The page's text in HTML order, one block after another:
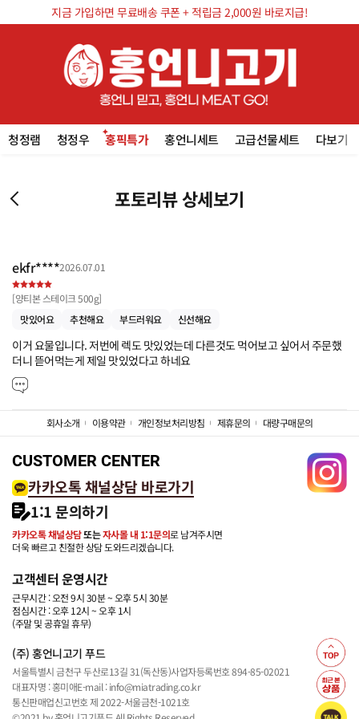
지금 가입하면 무료배송 쿠폰 + 적립금 2,000원 바로지급!
청정램 청정우 홍픽특가 홍언니세트 고급선물세트 다보기
포토리뷰 상세보기
ekfr****2026.07.01
[양티본 스테이크 500g]
맛있어요
추천해요 부드러워요 신선해요
이거 요물입니다. 저번에 렉도 맛있었는데 다른것도 먹어보고 싶어서 주문했
더니 뜯어먹는게 제일 맛있었다고 하네요
회사소개 이용약관 개인정보처리방침 제휴문의 대량구매문의
CUSTOMER CENTER
카카오톡 채널상담 바로가기
1:1 문의하기
카카오톡 채널상담또는자사몰 내 1:1문의로 남겨주시면
더욱 빠르고 친절한 상담 도와드리겠습니다.
고객센터 운영시간
근무시간 : 오전 9시 30분 ~ 오후 5시 30분
점심시간 : 오후 12시 ~ 오후 1시
(주말 및 공휴일 휴무)
(주) 홍언니고기 푸드
서울특별시 금천구 두산로13길 31(독산동)사업자등록번호 894-85-02021
대표자명 : 홍미애E-mail : info@miatrading.co.kr
통신판매업신고번호 제 2022-서울금천-1021호